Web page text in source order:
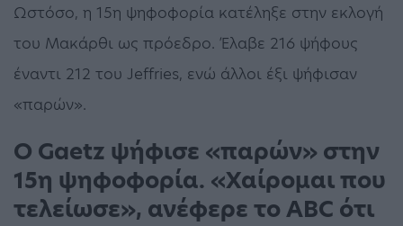
Ωστόσο, η 15η ψηφοφορία κατέληξε στην εκλογή
του Μακάρθι ως πρόεδρο. Έλαβε 216 ψήφους
έναντι 212 του Jeffries, ενώ άλλοι έξι ψήφισαν
«παρών».
Ο Gaetz ψήφισε «παρών» στην
15η ψηφοφορία. «Χαίρομαι που
τελείωσε», ανέφερε το ABC ότι